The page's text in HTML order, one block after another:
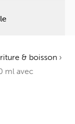
& boisson ›
ml avec